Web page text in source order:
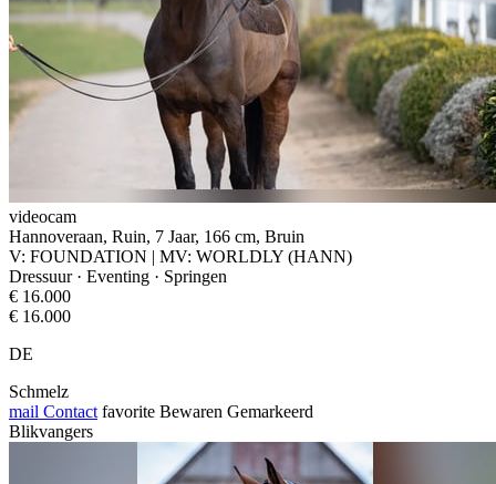
videocam
Hannoveraan, Ruin, 7 Jaar, 166 cm, Bruin
V: FOUNDATION | MV: WORLDLY (HANN)
Dressuur · Eventing · Springen
€ 16.000
€ 16.000
DE
Schmelz
mail Contact favorite Bewaren Gemarkeerd
Blikvangers